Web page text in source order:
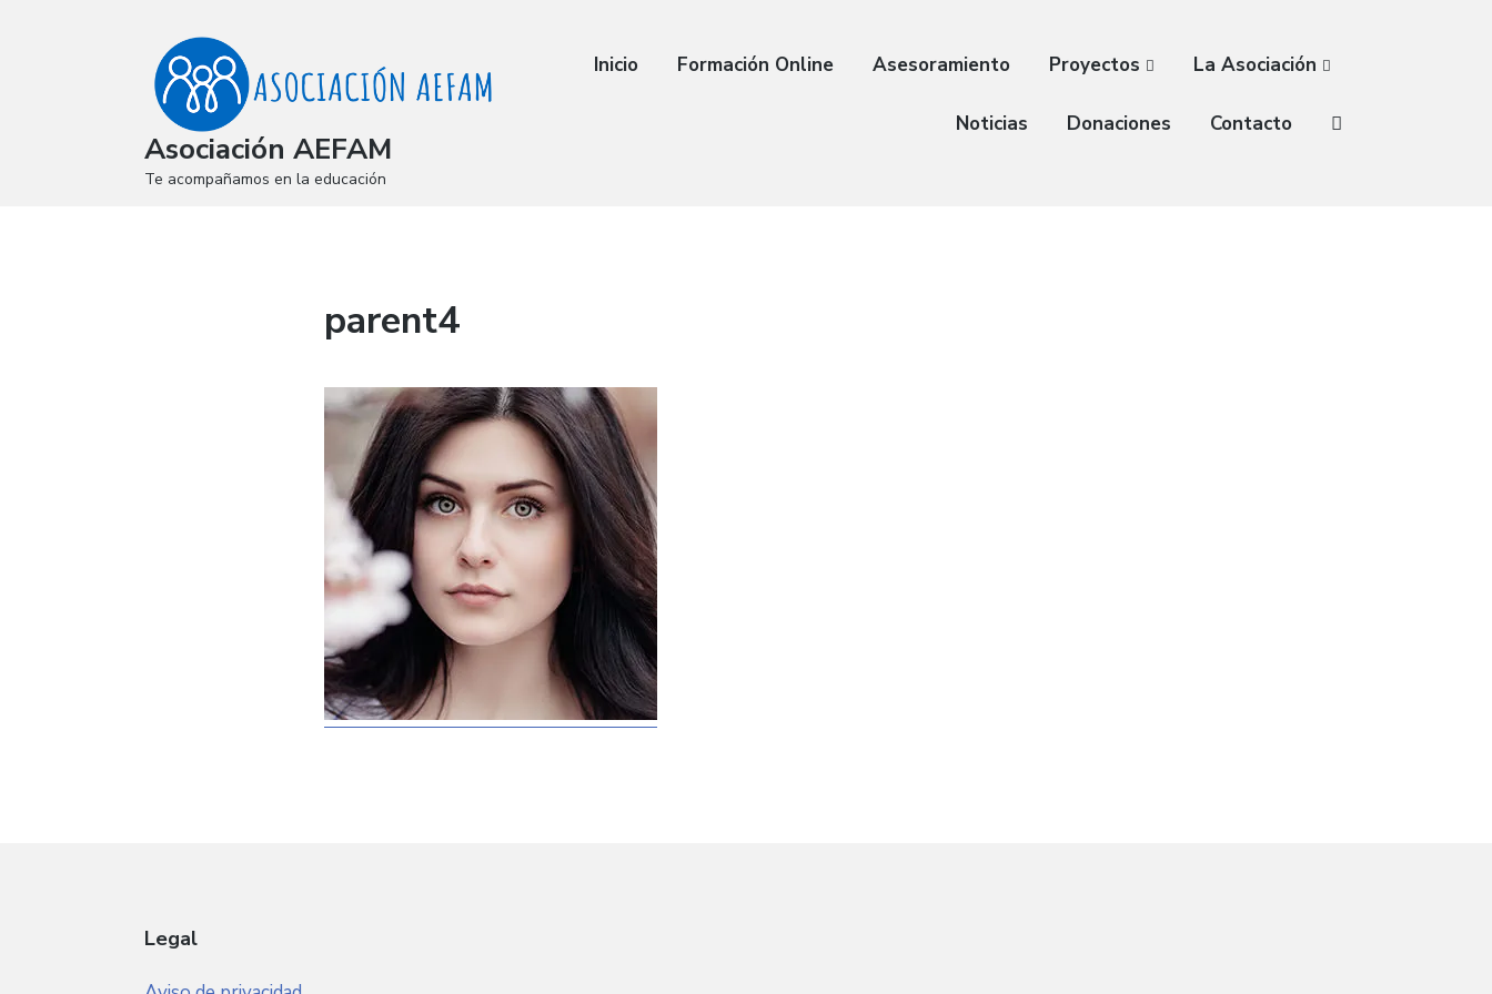
Asociación AEFAM
Te acompañamos en la educación
Inicio Formación Online Asesoramiento Proyectos La Asociación
Noticias Donaciones Contacto
parent4
Legal